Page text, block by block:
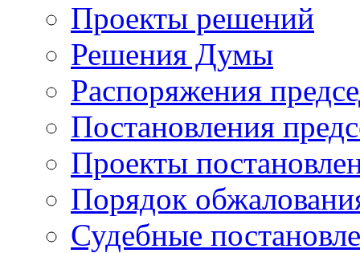
Проекты решений
Решения Думы
Распоряжения
Постановления
Проекты
Порядок
Судебные